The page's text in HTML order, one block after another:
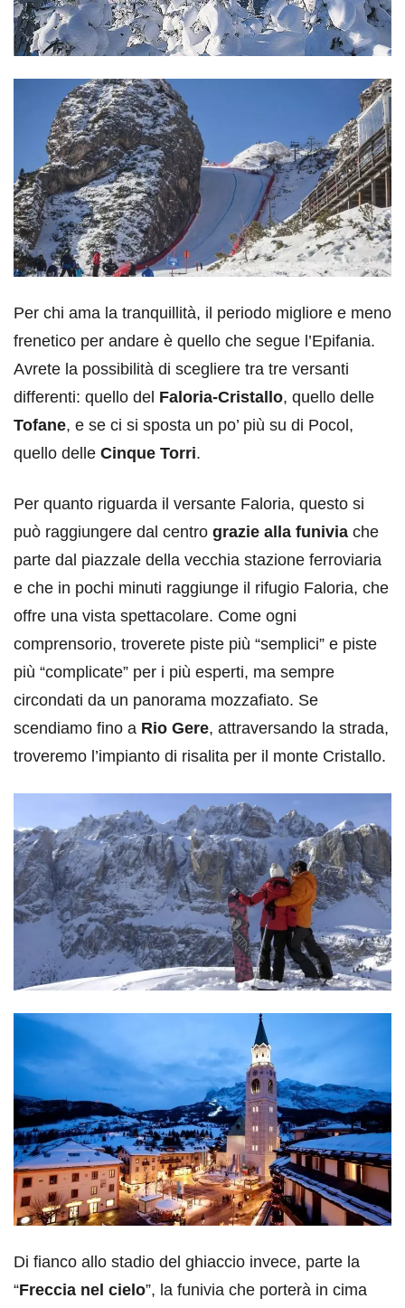
Per chi ama la tranquillità, il periodo migliore e meno
frenetico per andare è quello che segue l’Epifania.
Avrete la possibilità di scegliere tra tre versanti
differenti: quello del Faloria-Cristallo, quello delle
Tofane, e se ci si sposta un po’ più su di Pocol,
quello delle Cinque Torri.
Per quanto riguarda il versante Faloria, questo si
può raggiungere dal centro grazie alla funivia che
parte dal piazzale della vecchia stazione ferroviaria
e che in pochi minuti raggiunge il rifugio Faloria, che
offre una vista spettacolare. Come ogni
comprensorio, troverete piste più “semplici” e piste
più “complicate” per i più esperti, ma sempre
circondati da un panorama mozzafiato. Se
scendiamo fino a Rio Gere, attraversando la strada,
troveremo l’impianto di risalita per il monte Cristallo.
Di fianco allo stadio del ghiaccio invece, parte la
“Freccia nel cielo”, la funivia che porterà in cima